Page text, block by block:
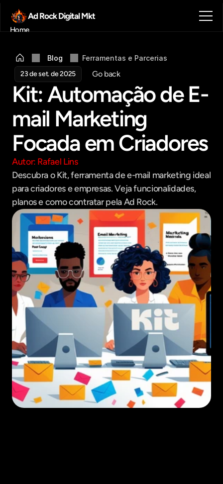
Ad Rock Digital Mkt
Home
Blog
Contato
Get in touch
Blog
Ferramentas e Parcerias
23 de set. de 2025
Go back
Kit: Automação de E-
mail Marketing
Focada em Criadores
Autor: Rafael Lins
Descubra o Kit, ferramenta de e-mail marketing ideal
para criadores e empresas. Veja funcionalidades,
planos e como contratar pela Ad Rock.